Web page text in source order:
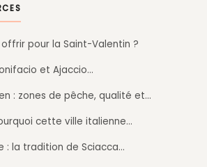
pour la Saint-Valentin ?
et Ajaccio…
: zones de pêche, qualité et…
cette ville italienne…
: la tradition de Sciacca…